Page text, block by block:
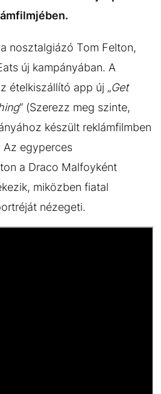
nosztalgiázó Tom Felton,
új kampányában. A
ételkiszállító app új „Get
“ (Szerezz meg szinte,
készült reklámfilmben
Az egyperces
a Draco Malfoyként
miközben fiatal
nézegeti.